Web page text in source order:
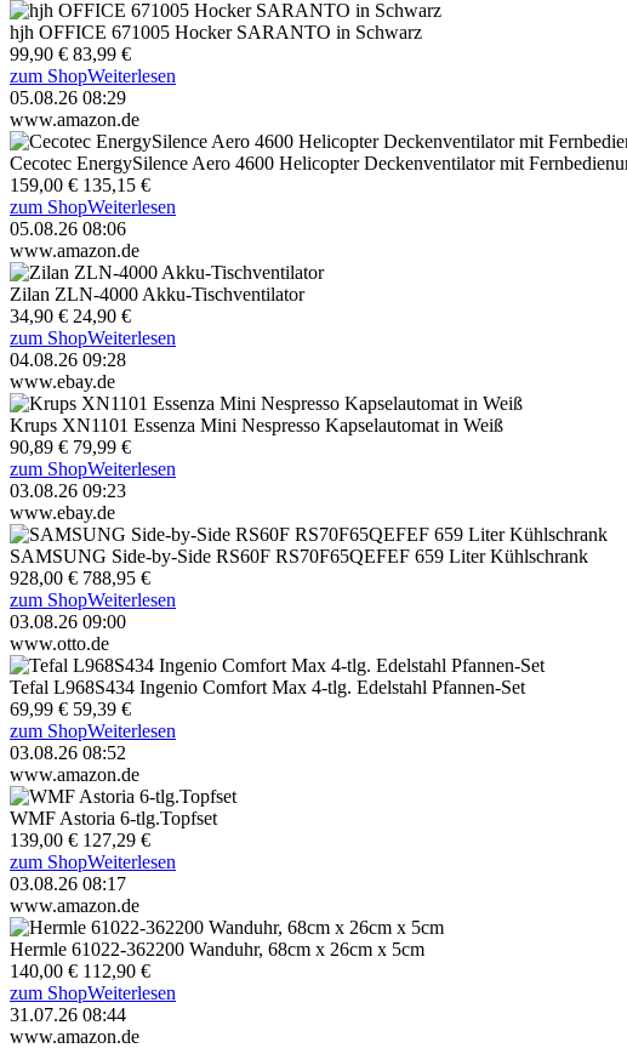
hjh OFFICE 671005 Hocker SARANTO in Schwarz
99,90 € 83,99 €
zum ShopWeiterlesen
05.08.26 08:29
www.amazon.de
Cecotec EnergySilence Aero 4600 Helicopter Deckenventilator mit
159,00 € 135,15 €
zum ShopWeiterlesen
05.08.26 08:06
www.amazon.de
Zilan ZLN-4000 Akku-Tischventilator
34,90 € 24,90 €
zum ShopWeiterlesen
04.08.26 09:28
www.ebay.de
Krups XN1101 Essenza Mini Nespresso Kapselautomat in Weiß
90,89 € 79,99 €
zum ShopWeiterlesen
03.08.26 09:23
www.ebay.de
SAMSUNG Side-by-Side RS60F RS70F65QEFEF 659 Liter Kühlschrank
928,00 € 788,95 €
zum ShopWeiterlesen
03.08.26 09:00
www.otto.de
Tefal L968S434 Ingenio Comfort Max 4-tlg. Edelstahl Pfannen-Set
69,99 € 59,39 €
zum ShopWeiterlesen
03.08.26 08:52
www.amazon.de
WMF Astoria 6-tlg.Topfset
139,00 € 127,29 €
zum ShopWeiterlesen
03.08.26 08:17
www.amazon.de
Hermle 61022-362200 Wanduhr, 68cm x 26cm x 5cm
140,00 € 112,90 €
zum ShopWeiterlesen
31.07.26 08:44
www.amazon.de